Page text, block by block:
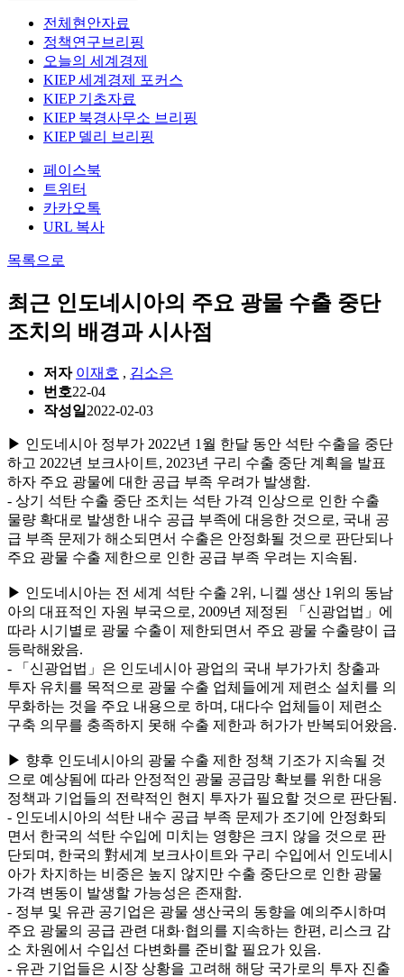
전체현안자료
정책연구브리핑
오늘의 세계경제
KIEP 세계경제 포커스
KIEP 기초자료
KIEP 북경사무소 브리핑
KIEP 델리 브리핑
페이스북
트위터
카카오톡
URL 복사
목록으로
최근 인도네시아의 주요 광물 수출 중단
조치의 배경과 시사점
저자 이재호 , 김소은
번호22-04
작성일 2022-02-03
▶ 인도네시아 정부가 2022년 1월 한달 동안 석탄 수출을 중단
하고 2022년 보크사이트, 2023년 구리 수출 중단 계획을 발표
하자 주요 광물에 대한 공급 부족 우려가 발생함.
- 상기 석탄 수출 중단 조치는 석탄 가격 인상으로 인한 수출
물량 확대로 발생한 내수 공급 부족에 대응한 것으로, 국내 공
급 부족 문제가 해소되면서 수출은 안정화될 것으로 판단되나
주요 광물 수출 제한으로 인한 공급 부족 우려는 지속됨.
▶ 인도네시아는 전 세계 석탄 수출 2위, 니켈 생산 1위의 동남
아의 대표적인 자원 부국으로, 2009년 제정된 「신광업법」에
따라 시기별로 광물 수출이 제한되면서 주요 광물 수출량이 급
등락해왔음.
- 「신광업법」은 인도네시아 광업의 국내 부가가치 창출과
투자 유치를 목적으로 광물 수출 업체들에게 제련소 설치를 의
무화하는 것을 주요 내용으로 하며, 대다수 업체들이 제련소
구축 의무를 충족하지 못해 수출 제한과 허가가 반복되어왔음.
▶ 향후 인도네시아의 광물 수출 제한 정책 기조가 지속될 것
으로 예상됨에 따라 안정적인 광물 공급망 확보를 위한 대응
정책과 기업들의 전략적인 현지 투자가 필요할 것으로 판단됨.
- 인도네시아의 석탄 내수 공급 부족 문제가 조기에 안정화되
면서 한국의 석탄 수입에 미치는 영향은 크지 않을 것으로 판
단되며, 한국의 對세계 보크사이트와 구리 수입에서 인도네시
아가 차지하는 비중은 높지 않지만 수출 중단으로 인한 광물
가격 변동이 발생할 가능성은 존재함.
- 정부 및 유관 공기업은 광물 생산국의 동향을 예의주시하며
주요 광물의 공급 관련 대화·협의를 지속하는 한편, 리스크 감
소 차원에서 수입선 다변화를 준비할 필요가 있음.
- 유관 기업들은 시장 상황을 고려해 해당 국가로의 투자 진출